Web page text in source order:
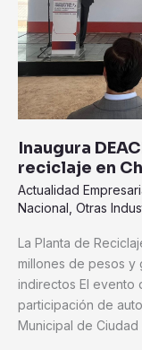
Inaugura
reciclaje en
Actualidad
Nacional Otras
La Planta de
millones de pesos y
indirectos El evento
participación de
Municipal de